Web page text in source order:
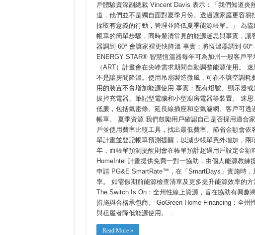
Sov
方
法：
PG&E
為
客
戶
提
供
簡
單
步
驟，
節
省
夏
季
能
源
費
用
智
具、
破
除
迷
思
戶體驗資深副總裁 Vincent Davis 表示：「我們知道炎
道，他們並不是獨自面對夏季月份。透過讓家庭更容
採取有意義的行動，管理並降低夏季能源帳單。」 為
帳單的簡單步驟，同時釐清常見的能源迷思與事實，
器調到 60º 會讓家裡更快降溫 事實：將恆溫器調到
ENERGY STAR® 智慧恆溫器每年可為加州一般客戶
（ART）計畫會在尖峰需求期間自動調整能源使用。
不是讓房間降溫。使用吊扇製造微風，可在不讓空調
用的裝置不會增加能源使用 事實：配有燈號、顯示器
拔掉充電器、筆記型電腦和小型廚房電器等裝置。 迷
低廉，包括氣密條、延長線插座和空氣濾網。客戶可
帳單。 夏季資源 我們鼓勵用戶確認自己是否採用適合
戶並使用費率比較工具，找出最低費率。節省金額會
單計畫並登記帳單預測提醒，以減少帳單意外增加，
年，而帳單預測提醒則會在帳單預計超過用戶設定金額
HomeIntel 計畫提供免費一對一協助，由個人能源教
申請 PG&E SmartRate™，在「SmartDays」實施時
率。 如需假期前能源檢查清單及更多提升能源效率的
The Switch Is On：全州性線上資源，旨在協助有興趣
措施與合格承包商。 GoGreen Home Financing：全
與租屋者降低能源使用。 …
Read More »